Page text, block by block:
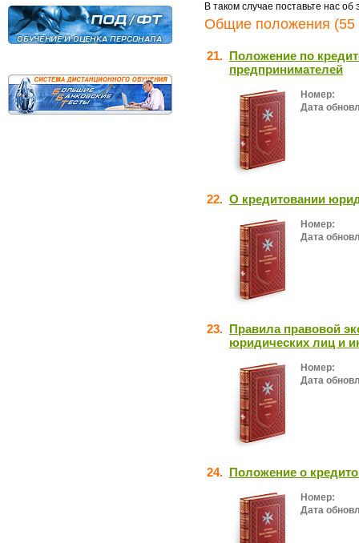
В таком случае поставьте нас
Общие положения (55
21. Положение по
предпринимателей
Номер:
Дата
22. О кредитовании
Номер:
Дата
23. Правила правовой
юридических лиц и
Номер:
Дата
24. Положение о
Номер:
Дата